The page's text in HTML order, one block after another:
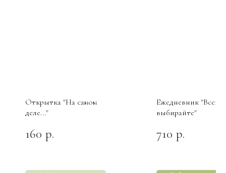
Открытка "На самом
деле..."
160 р.
Ежедневник "Всегда
выбирайте"
710 р.